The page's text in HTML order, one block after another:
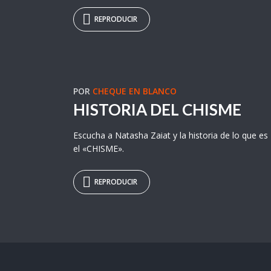
REPRODUCIR
POR CHEQUE EN BLANCO
HISTORIA DEL CHISME
Escucha a Natasha Zaiat y la historia de lo que es
el «CHISME».
REPRODUCIR